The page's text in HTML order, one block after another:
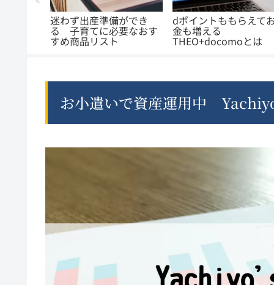
dポイントももらえてお
金も増える
THEO+docomoとは
資産運用初心者にお
めの運用方法 ロボ
バイザー
お小遣いで資産運用中